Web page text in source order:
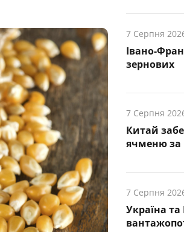
7 Серпня
Івано-
зернових
7 Серпня
Китай
ячменю за
7 Серпня
Україна